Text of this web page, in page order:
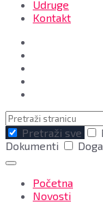
Udruge
Kontakt
Pretraga
Pretraži sve
Dokumenti
Početna
Novosti